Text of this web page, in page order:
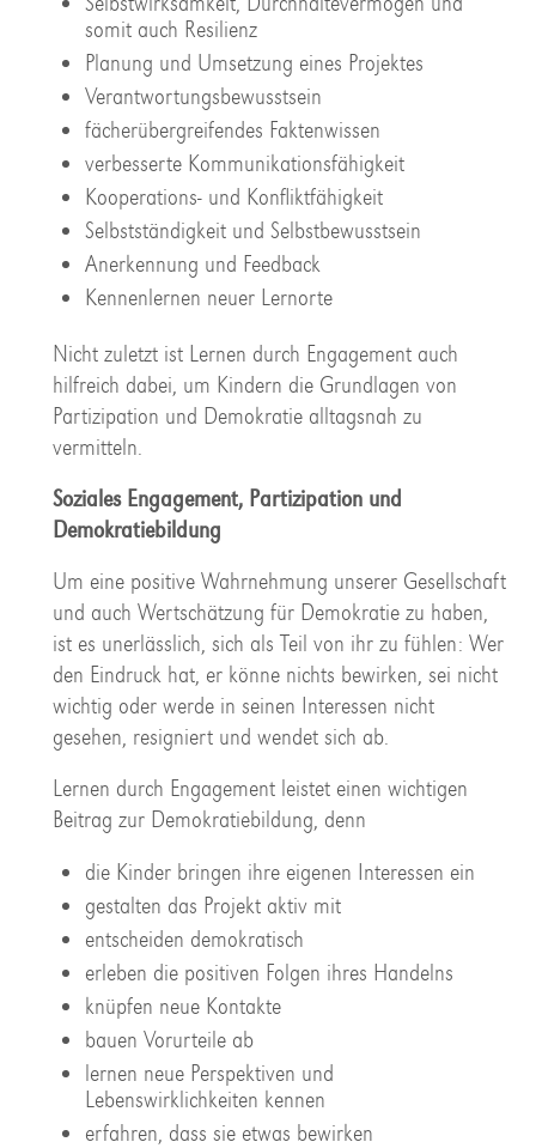
somit auch Resilienz
Planung und Umsetzung eines Projektes
Verantwortungsbewusstsein
fächerübergreifendes Faktenwissen
verbesserte Kommunikationsfähigkeit
Kooperations- und Konfliktfähigkeit
Selbstständigkeit und Selbstbewusstsein
Anerkennung und Feedback
Kennenlernen neuer Lernorte
Nicht zuletzt ist Lernen durch Engagement auch
hilfreich dabei, um Kindern die Grundlagen von
Partizipation und Demokratie alltagsnah zu
vermitteln.
Soziales Engagement, Partizipation und
Demokratiebildung
Um eine positive Wahrnehmung unserer Gesellschaft
und auch Wertschätzung für Demokratie zu haben,
ist es unerlässlich, sich als Teil von ihr zu fühlen: Wer
den Eindruck hat, er könne nichts bewirken, sei nicht
wichtig oder werde in seinen Interessen nicht
gesehen, resigniert und wendet sich ab.
Lernen durch Engagement leistet einen wichtigen
Beitrag zur Demokratiebildung, denn
die Kinder bringen ihre eigenen Interessen ein
gestalten das Projekt aktiv mit
entscheiden demokratisch
erleben die positiven Folgen ihres Handelns
knüpfen neue Kontakte
bauen Vorurteile ab
lernen neue Perspektiven und
Lebenswirklichkeiten kennen
erfahren, dass sie etwas bewirken